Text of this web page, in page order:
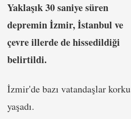
Yaklaşık 30 saniye süren
depremin İzmir, İstanbul ve
çevre illerde de hissedildiği
belirtildi.
İzmir'de bazı vatandaşlar korku
yaşadı.